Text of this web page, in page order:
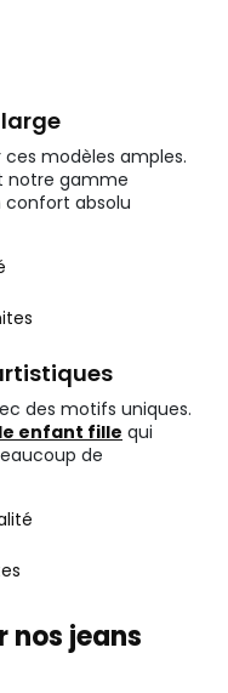
modèles amples.
notre gamme
confort absolu
des motifs uniques.
enfant fille qui
de
nos jeans